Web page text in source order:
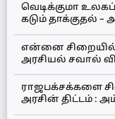
வெடிக்குமா
கடும் தாக்குதல் –
என்னை சிறையில்
அரசியல் சவால்
ராஜபக்சக்களை
அரசின் திட்டம் :